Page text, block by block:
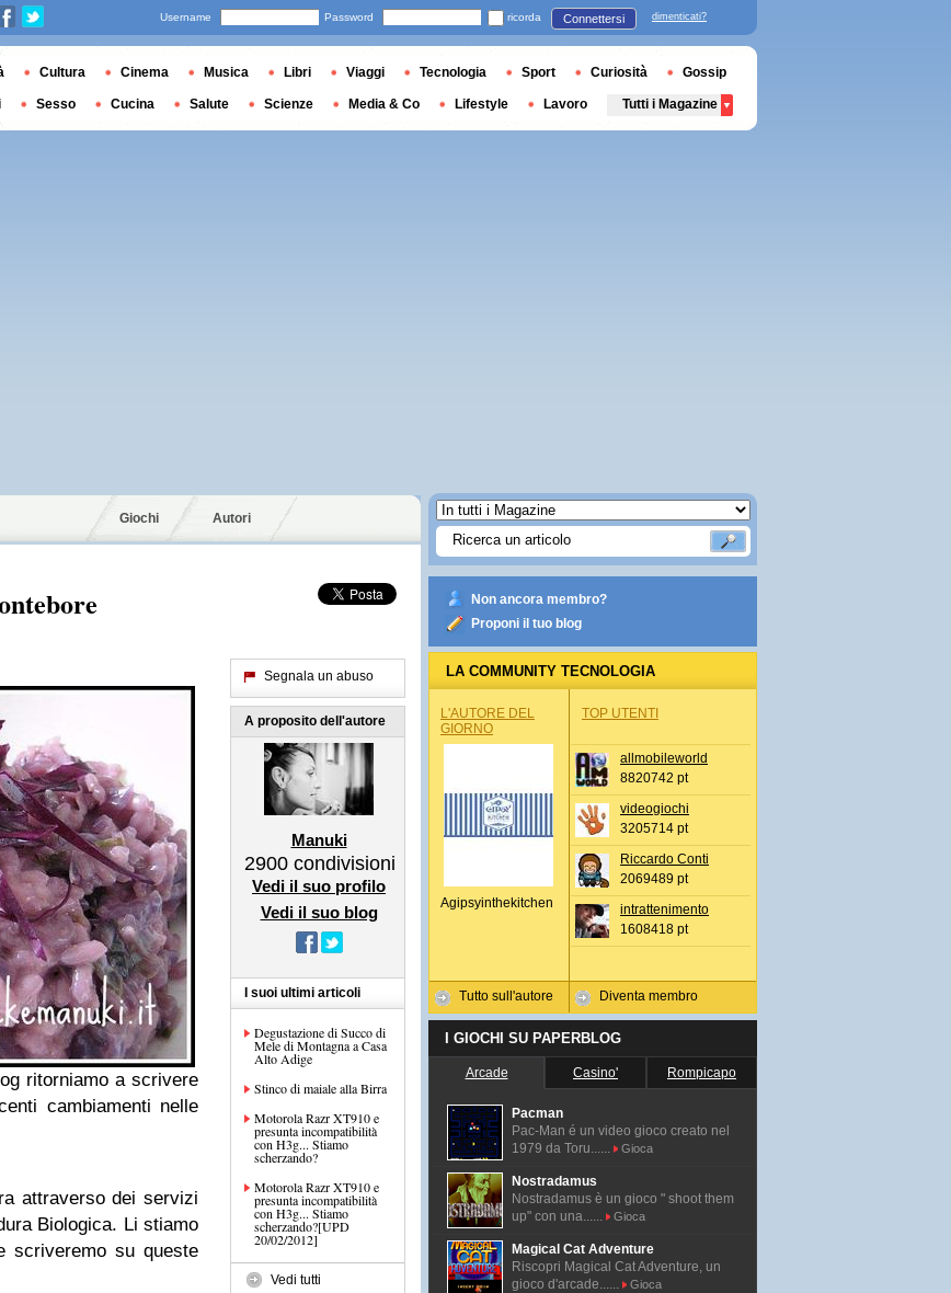
Giochi Autori
ritorniamo a scrivere
cambiamenti nelle
attraverso dei servizi
Biologica. Li stiamo
scriveremo su queste
Segnala un abuso
A proposito dell'autore
Manuki
2900 condivisioni
Vedi il suo profilo
Vedi il suo blog
I suoi ultimi articoli
Degustazione di Succo di
Mele di Montagna a Casa
Alto Adige
Stinco di maiale alla Birra
Motorola Razr XT910 e
presunta incompatibilità
con H3g... Stiamo
scherzando?
Motorola Razr XT910 e
presunta incompatibilità
con H3g... Stiamo
scherzando?[UPD
20/02/2012]
Vedi tutti
Non ancora membro?
Proponi il tuo blog
LA COMMUNITY TECNOLOGIA
L'AUTORE DEL
GIORNO
Agipsyinthekitchen
Tutto sull'autore
TOP UTENTI
allmobileworld
8820742 pt
videogiochi
3205714 pt
Riccardo Conti
2069489 pt
intrattenimento
1608418 pt
Diventa membro
I GIOCHI SU PAPERBLOG
Arcade Casino' Rompicapo
Pacman
Pac-Man é un video gioco creato nel
1979 da Toru......
Gioca
Nostradamus
Nostradamus è un gioco " shoot them
up" con una......
Gioca
Magical Cat Adventure
Riscopri Magical Cat Adventure, un
gioco d'arcade......
Gioca
Username Password ricorda Connettersi dimenticati?
Cultura Cinema Musica Libri Viaggi Tecnologia Sport Curiosità Gossip
Sesso Cucina Salute Scienze Media & Co Lifestyle Lavoro Tutti i Magazine